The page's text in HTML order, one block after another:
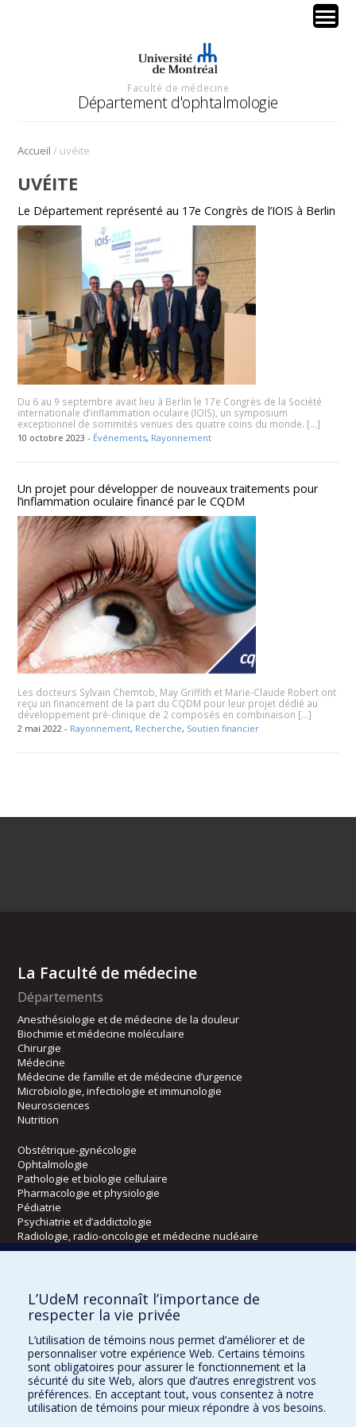
Faculté de médecine
Département d'ophtalmologie
Accueil / uvéite
UVÉITE
Le Département représenté au 17e Congrès de l’IOIS à Berlin
Du 6 au 9 septembre avait lieu à Berlin le 17e Congrès de la Société
internationale d’inflammation oculaire (IOIS), un symposium
exceptionnel de sommités venues des quatre coins du monde. […]
10 octobre 2023 - Événements, Rayonnement
Un projet pour développer de nouveaux traitements pour
l’inflammation oculaire financé par le CQDM
Les docteurs Sylvain Chemtob, May Griffith et Marie-Claude Robert ont
reçu un financement de la part du CQDM pour leur projet dédié au
développement pré-clinique de 2 composés en combinaison […]
2 mai 2022 - Rayonnement, Recherche, Soutien financier
La Faculté de médecine
Départements
Anesthésiologie et de médecine de la douleur
Biochimie et médecine moléculaire
Chirurgie
Médecine
Médecine de famille et de médecine d’urgence
Microbiologie, infectiologie et immunologie
Neurosciences
Nutrition
Obstétrique-gynécologie
Ophtalmologie
Pathologie et biologie cellulaire
Pharmacologie et physiologie
Pédiatrie
Psychiatrie et d’addictologie
Radiologie, radio-oncologie et médecine nucléaire
Écoles
Kinésiologie et des sciences de l’activité physique
Orthophonie et audiologie
Réadaptation
Directions
DPC
CPASS
L’UdeM reconnaît l’importance de
respecter la vie privée
L’utilisation de témoins nous permet d’améliorer et de
personnaliser votre expérience Web. Certains témoins
sont obligatoires pour assurer le fonctionnement et la
sécurité du site Web, alors que d’autres enregistrent vos
préférences. En acceptant tout, vous consentez à notre
utilisation de témoins pour mieux répondre à vos besoins.